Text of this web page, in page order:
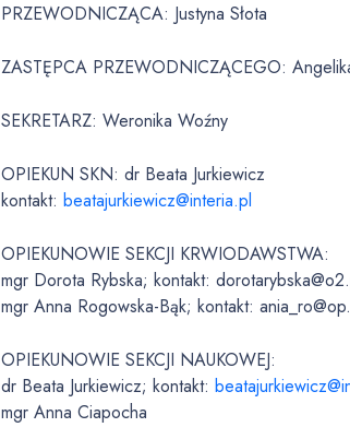
PRZEWODNICZĄCA: Justyna Słota
ZASTĘPCA PRZEWODNICZĄCEGO:
SEKRETARZ: Weronika Woźny
OPIEKUN SKN: dr Beata Jurkiewicz
kontakt:beatajurkiewicz@interia.pl
OPIEKUNOWIE SEKCJI KRWIODAWSTWA:
mgr Dorota Rybska; kontakt:
mgr Anna Rogowska-Bąk; kontakt:
OPIEKUNOWIE SEKCJI NAUKOWEJ:
dr Beata Jurkiewicz; kontakt:
mgr Anna Ciapocha